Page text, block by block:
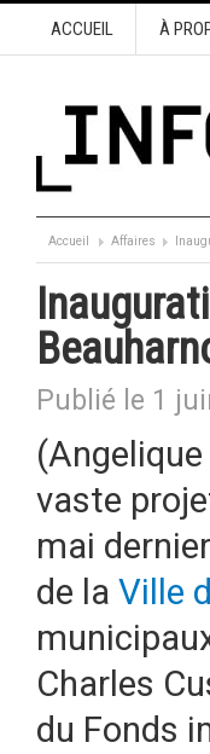
ACCUEIL À
Accueil Affaires
Publié le 1
vaste
mai
de la Ville
Charles
du Fonds